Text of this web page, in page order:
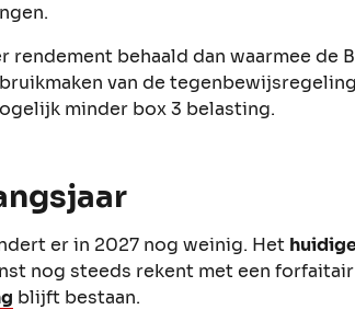
rendement behaald dan waarmee de
van de
minder box 3 belasting.
er in 2027 nog weinig. Het
nog steeds rekent met een
blijft bestaan.